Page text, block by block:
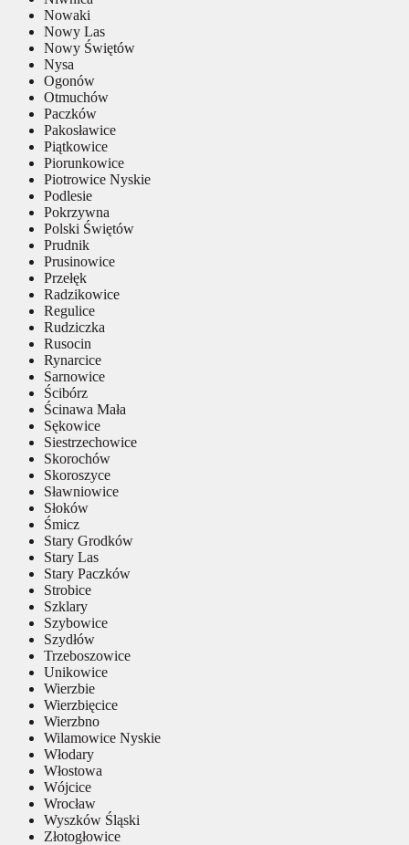
Nowaki
Nowy Las
Nowy Świętów
Nysa
Ogonów
Otmuchów
Paczków
Pakosławice
Piątkowice
Piorunkowice
Piotrowice Nyskie
Podlesie
Pokrzywna
Polski Świętów
Prudnik
Prusinowice
Przełęk
Radzikowice
Regulice
Rudziczka
Rusocin
Rynarcice
Sarnowice
Ścibórz
Ścinawa Mała
Sękowice
Siestrzechowice
Skorochów
Skoroszyce
Sławniowice
Słoków
Śmicz
Stary Grodków
Stary Las
Stary Paczków
Strobice
Szklary
Szybowice
Szydłów
Trzeboszowice
Unikowice
Wierzbie
Wierzbięcice
Wierzbno
Wilamowice Nyskie
Włodary
Włostowa
Wójcice
Wrocław
Wyszków Śląski
Złotogłowice